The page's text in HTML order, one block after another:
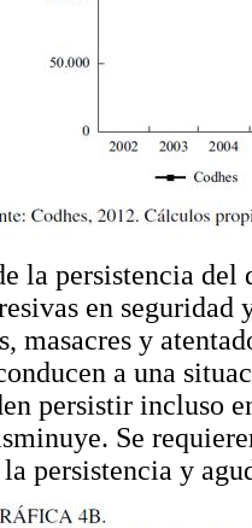
la persistencia del
en seguridad
masacres y
a una
persistir incluso
Se
persistencia y